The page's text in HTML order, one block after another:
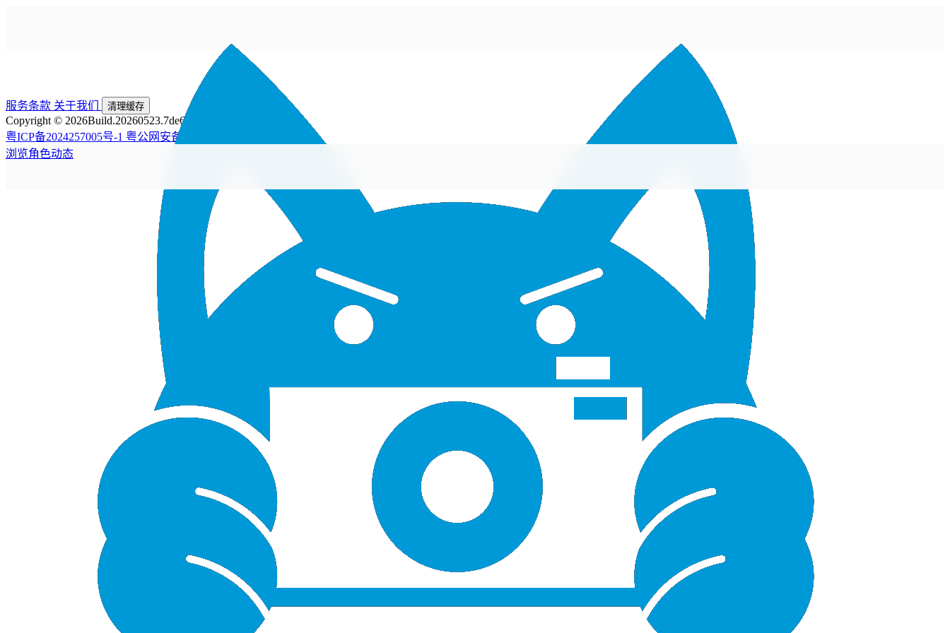
服务条款 关于我们 清理缓存
Copyright © 2026Build.20260523.7de6225
粤ICP备2024257005号-1 粤公网安备44200002445476号
浏览角色动态